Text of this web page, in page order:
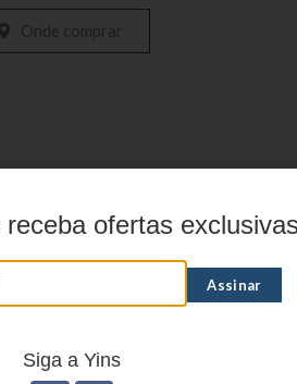
Onde comprar
relacionados
ofertas
Siga a Yins